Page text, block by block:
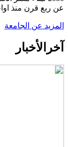
عن ربع قرن منذ
المزيد عن الجامعة
آخر الأخبار